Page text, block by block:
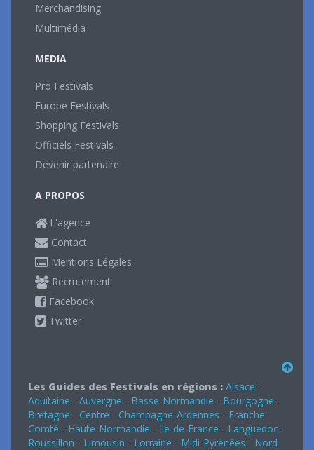
Merchandising
Multimédia
MEDIA
Pro Festivals
Europe Festivals
Shopping Festivals
Officiels Festivals
Devenir partenaire
A PROPOS
L'agence
Contact
Mentions Légales
Recrutement
Facebook
Twitter
Les Guides des Festivals en régions : Alsace -
Aquitaine - Auvergne - Basse-Normandie - Bourgogne -
Bretagne - Centre - Champagne-Ardennes - Franche-
Comté - Haute-Normandie - Ile-de-France - Languedoc-
Roussillon - Limousin - Lorraine - Midi-Pyrénées - Nord-